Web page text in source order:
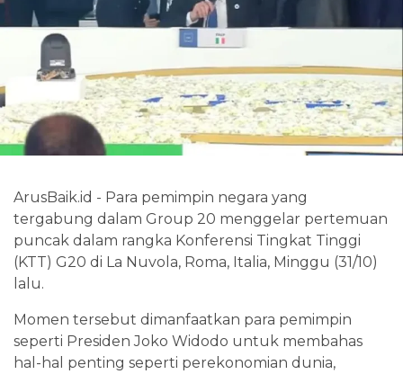
ArusBaik.id - Para pemimpin negara yang
tergabung dalam Group 20 menggelar pertemuan
puncak dalam rangka Konferensi Tingkat Tinggi
(KTT) G20 di La Nuvola, Roma, Italia, Minggu (31/10)
lalu.
Momen tersebut dimanfaatkan para pemimpin
seperti Presiden Joko Widodo untuk membahas
hal-hal penting seperti perekonomian dunia,